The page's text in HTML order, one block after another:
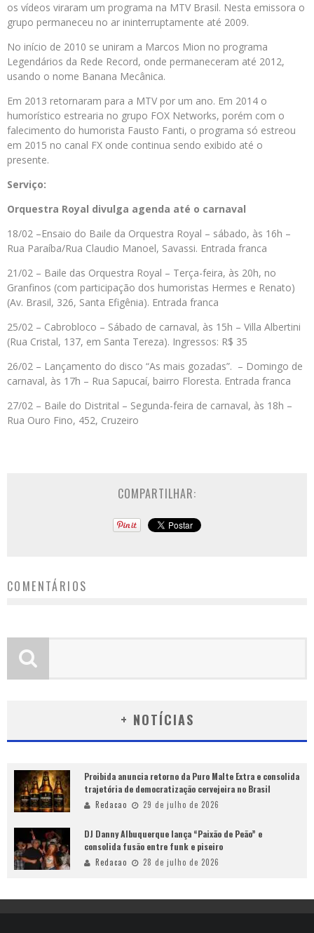
os vídeos viraram um programa na MTV Brasil. Nesta emissora o
grupo permaneceu no ar ininterruptamente até 2009.
No início de 2010 se uniram a Marcos Mion no programa
Legendários da Rede Record, onde permaneceram até 2012,
usando o nome Banana Mecânica.
Em 2013 retornaram para a MTV por um ano. Em 2014 o
humorístico estrearia no grupo FOX Networks, porém com o
falecimento do humorista Fausto Fanti, o programa só estreou
em 2015 no canal FX onde continua sendo exibido até o
presente.
Serviço:
Orquestra Royal divulga agenda até o carnaval
18/02 –Ensaio do Baile da Orquestra Royal – sábado, às 16h –
Rua Paraíba/Rua Claudio Manoel, Savassi. Entrada franca
21/02 – Baile das Orquestra Royal – Terça-feira, às 20h, no
Granfinos (com participação dos humoristas Hermes e Renato)
(Av. Brasil, 326, Santa Efigênia). Entrada franca
25/02 – Cabrobloco – Sábado de carnaval, às 15h – Villa Albertini
(Rua Cristal, 137, em Santa Tereza). Ingressos: R$ 35
26/02 – Lançamento do disco “As mais gozadas”. – Domingo de
carnaval, às 17h – Rua Sapucaí, bairro Floresta. Entrada franca
27/02 – Baile do Distrital – Segunda-feira de carnaval, às 18h –
Rua Ouro Fino, 452, Cruzeiro
COMPARTILHAR:
COMENTÁRIOS
+ NOTÍCIAS
Proibida anuncia retorno da Puro Malte Extra e consolida
trajetória de democratização cervejeira no Brasil
Redacao 29 de julho de 2026
DJ Danny Albuquerque lança “Paixão de Peão” e
consolida fusão entre funk e piseiro
Redacao 28 de julho de 2026